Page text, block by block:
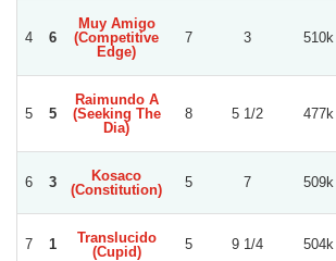
4 6
Muy Amigo
(Competitive
Edge)
7 3 510k
5 5
Raimundo A
(Seeking The
Dia)
8 5 1/2 477k
6 3
Kosaco
(Constitution)
5 7 509k
7 1
Translucido
(Cupid)
5 9 1/4 504k